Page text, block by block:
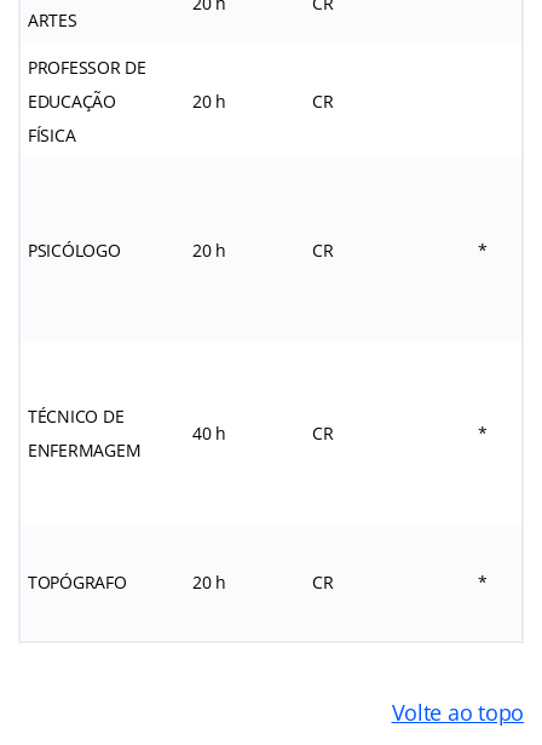
ARTES
PROFESSOR DE
EDUCAÇÃO
FÍSICA
20 h CR
PSICÓLOGO 20 h CR *
TÉCNICO DE
ENFERMAGEM
40 h CR *
TOPÓGRAFO 20 h CR *
Volte ao topo